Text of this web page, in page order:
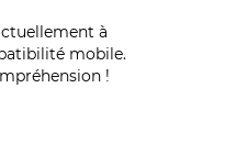
à
mobile.
!